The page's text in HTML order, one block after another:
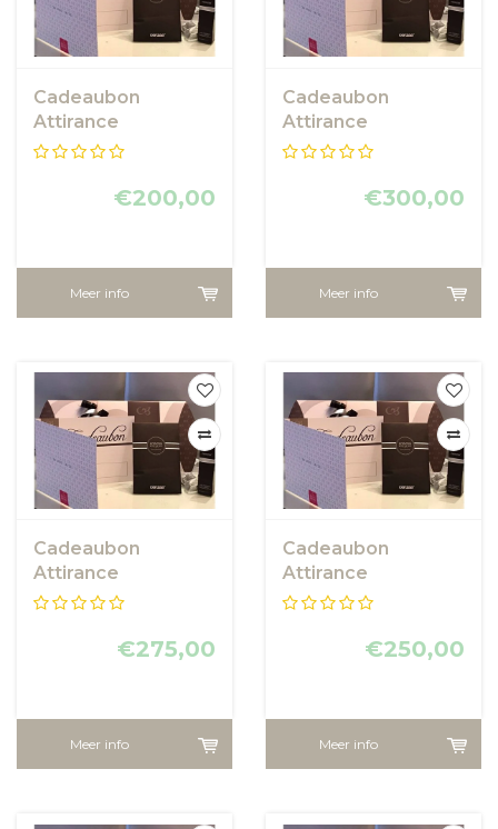
Cadeaubon
Attirance
€200,00
Meer info
Cadeaubon
Attirance
€300,00
Meer info
Cadeaubon
Attirance
€275,00
Meer info
Cadeaubon
Attirance
€250,00
Meer info